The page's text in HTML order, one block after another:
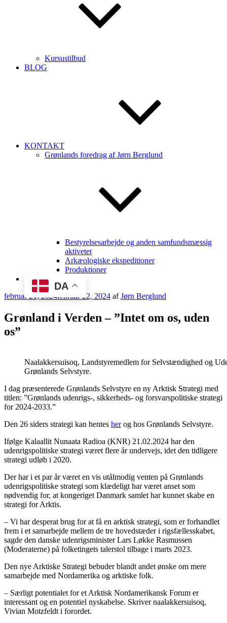
Kursustilbud
BLOG
KONTAKT
Grønlands foredrag af Jørn Berglund
Bestyrelsesarbejde og anden samfundsmæssig
aktivetet
Arkæologiske ekspeditioner
Produktioner
DA
Udgivet
februar 21, 2024februar 22, 2024 afJørn Berglund
Grønland i Verden – ”Intet om os, uden
os”
Naalakkersuisoq, Landstyremedlem for Selvstændighed og
Grønlands Selvstyre.
I dag præsenterede Grønlands Selvstyre en ny Arktisk Strategi med
titlen: ”Grønlands udenrigs-, sikkerheds- og forsvarspolitiske strategi
for 2024-2033.”
Den 26 siders strategi kan hentes herog hos Grønlands Selvstyre.
Ifølge Kalaallit Nunaata Radioa (KNR) 21.02.2024 har den
udenrigspolitiske strategi været flere år undervejs, idet den tidligere
strategi udløb i 2020.
Der har i et par år været en vis utålmodig venten på Grønlands
udenrigspolitiske strategi som klædeligt har været anset som
nødvendig for, at kongeriget Danmark samlet har kunnet skabe en
strategi for Arktis.
– Vi har desperat brug for at få en arktisk strategi, som er forhandlet
frem i et samarbejde mellem de tre hovedstæder i rigsfællesskabet,
sagde den danske udenrigsminister Lars Løkke Rasmussen
(Moderaterne) på folketingets talerstol tilbage i marts 2023.
Den nye Arktiske Strategi bebuder blandt andet ønske om mere
samarbejde med Nordamerika og arktiske folk.
– Særligt potentialet for et Arktisk Nordamerikansk Forum er
interessant og en potentiel nyskabelse. Skriver naalakkersuisoq,
Vivian Motzfeldt i forordet.